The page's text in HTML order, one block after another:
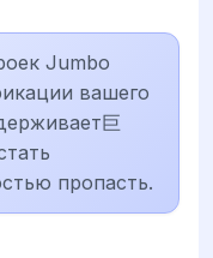
Jumbo
вашего
巨
пропасть.